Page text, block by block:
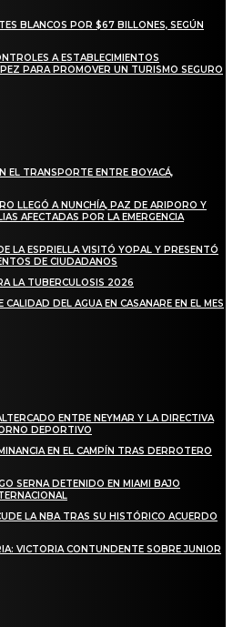
BLANCOS POR $67 BILLONES, SEGÚN
A ESTABLECIMIENTOS
PARA PROMOVER UN TURISMO SEGURO
EL TRANSPORTE ENTRE BOYACÁ,
LLEGÓ A NUNCHÍA, PAZ DE ARIPORO Y
AFECTADAS POR LA EMERGENCIA
LA ESPRIELLA VISITÓ YOPAL Y PRESENTÓ
DE CIUDADANOS
LA TUBERCULOSIS 2026
DEL AGUA EN CASANARE EN EL MES
ENTRE NEYMAR Y LA DIRECTIVA
DEPORTIVO
EN EL CAMPÍN TRAS DERROTERO
SERNA DETENIDO EN MIAMI BAJO
LA NBA TRAS SU HISTÓRICO ACUERDO
VICTORIA CONTUNDENTE SOBRE JUNIOR